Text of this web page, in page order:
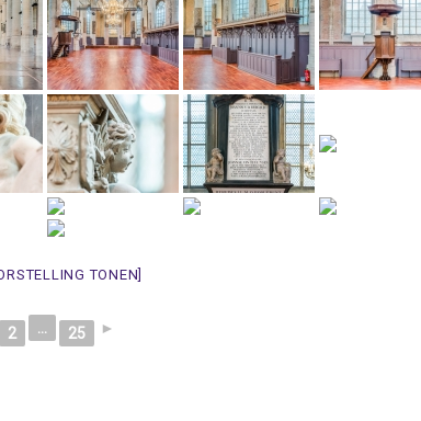
TONEN]
2 ... 25 ►